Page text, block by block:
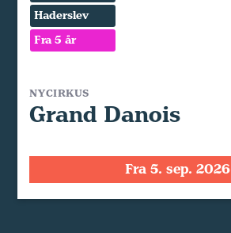
Haderslev
Fra 5 år
NYCIRKUS
Grand Danois
Fra 5. sep. 2026